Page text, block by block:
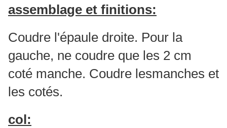
assemblage et finitions:
Coudre l'épaule droite. Pour la
gauche, ne coudre que les 2 cm
coté manche. Coudre lesmanches et
les cotés.
col: